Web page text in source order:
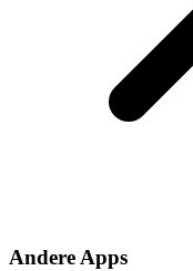
Andere Apps